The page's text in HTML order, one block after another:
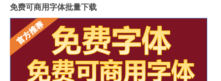
免费可商用字体批量下载